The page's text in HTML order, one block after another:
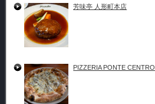
芳味亭 人形町本店
PIZZERIA PONTE CENTRO